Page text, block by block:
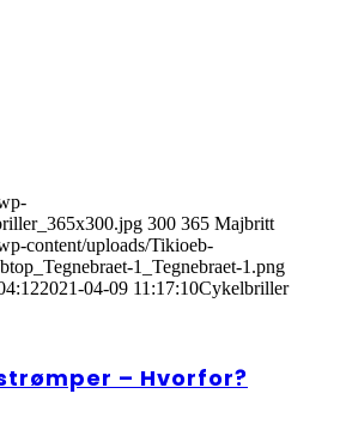
300 365 Majbritt
content/uploads/Tikioeb-
1_Tegnebraet-1.png
2021-04-09 11:17:10Cykelbriller
– Hvorfor?